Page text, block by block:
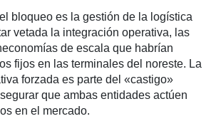
bloqueo es la gestión de la logística
vetada la integración operativa, las
de escala que habrían
fijos en las terminales del noreste. La
forzada es parte del «castigo»
que ambas entidades actúen
en el mercado.